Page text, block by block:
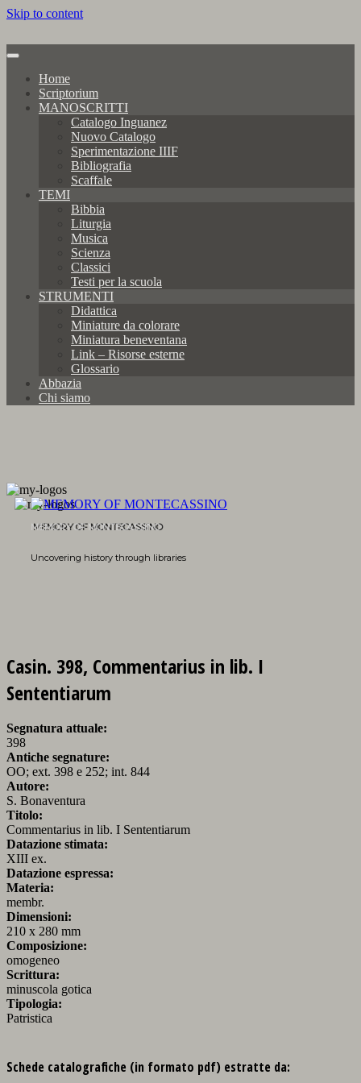
Skip to content
Home
Scriptorium
MANOSCRITTI
Catalogo Inguanez
Nuovo Catalogo
Sperimentazione IIIF
Bibliografia
Scaffale
TEMI
Bibbia
Liturgia
Musica
Scienza
Classici
Testi per la scuola
STRUMENTI
Didattica
Miniature da colorare
Miniatura beneventana
Link – Risorse esterne
Glossario
Abbazia
Chi siamo
MEMORY OF MONTECASSINO
Uncovering history through libraries
Casin. 398, Commentarius in lib. I
Sententiarum
Segnatura attuale:
398
Antiche segnature:
OO; ext. 398 e 252; int. 844
Autore:
S. Bonaventura
Titolo:
Commentarius in lib. I Sententiarum
Datazione stimata:
XIII ex.
Datazione espressa:
Materia:
membr.
Dimensioni:
210 x 280 mm
Composizione:
omogeneo
Scrittura:
minuscola gotica
Tipologia:
Patristica
Schede catalografiche (in formato pdf) estratte da: